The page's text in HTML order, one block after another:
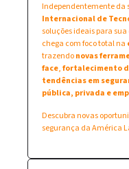
Independentemente da
Internacional de
soluções ideais para
chega com foco total na
trazendonovas
face,fortalecimento
tendências em
pública, privada e
Descubra novas
segurança da América